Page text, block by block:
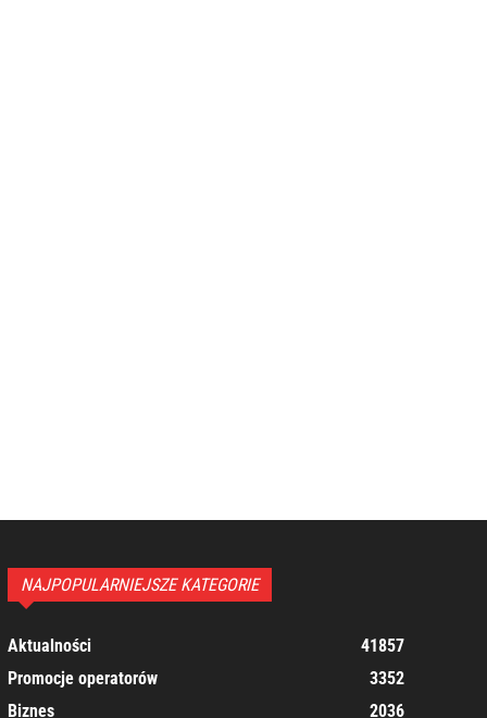
NAJPOPULARNIEJSZE KATEGORIE
Aktualności
41857
Promocje operatorów
3352
Biznes
2036